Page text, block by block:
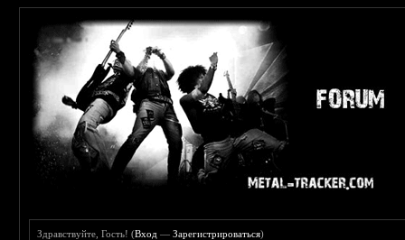
Здравствуйте, Гость! (Вход —Зарегистрироваться)